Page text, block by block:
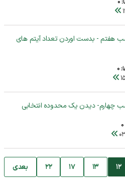
هفتم - بدست اوردن تعداد آیتم های
چهارم- دیدن یک محدوده انتخابی
12
13
17
22 بعدی